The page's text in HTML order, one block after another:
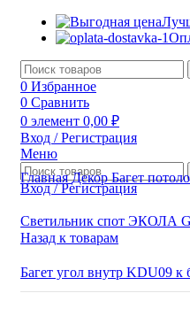
0 Избранное
0 Сравнить
0 элемент 0,00 ₽
Вход / Регистрация
Меню
Вход / Регистрация
ГлавнаяДекорБагет
Светильник спот ЭКОЛА
Назад к товарам
Багет угол внутр KDU09 к